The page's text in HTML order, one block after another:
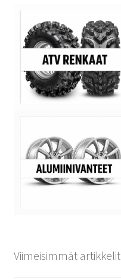
Viimeisimmät artikkelit